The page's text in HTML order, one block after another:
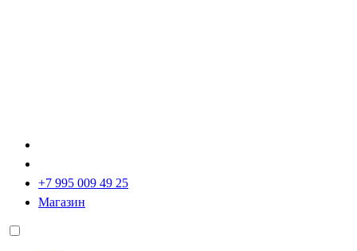
+7 995 009 49 25
Магазин